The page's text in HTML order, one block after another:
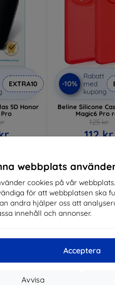
webbplats
cookies på vår
för att webbplatsen ska
andra hjälper oss att
innehåll och annonser.
Acceptera
Avvisa
EXTRA10
5D Honor
Pro
-10%
Rabatt
med
kupong
Beline Silicone
Magic6 Pro
125 kr
112 kr
-10%